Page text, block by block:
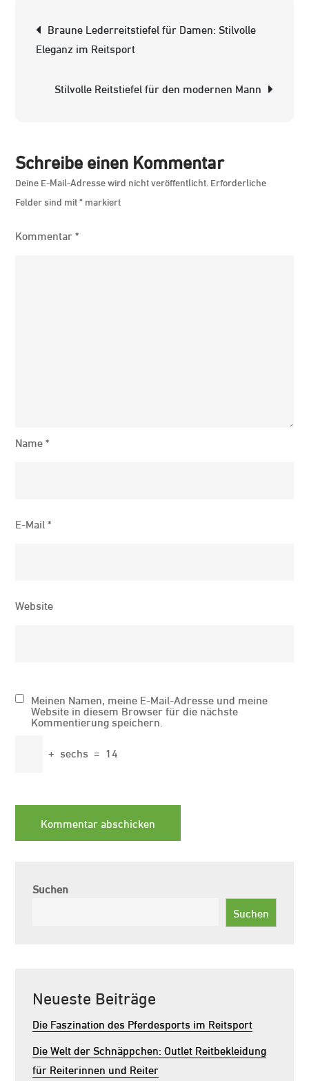
Dressur
Navigation
Braune Lederreitstiefel für Damen: Stilvolle
Eleganz im Reitsport
Stilvolle Reitstiefel für den modernen Mann
Schreibe einen Kommentar
Deine E-Mail-Adresse wird nicht veröffentlicht. Erforderliche
Felder sind mit*markiert
Kommentar*
Name*
E-Mail*
Website
Meinen Namen, meine E-Mail-Adresse und meine
Website in diesem Browser für die nächste
Kommentierung speichern.
+ sechs = 14
Suchen
Suchen
Neueste Beiträge
Die Faszination des Pferdesports im Reitsport
Die Welt der Schnäppchen: Outlet Reitbekleidung
für Reiterinnen und Reiter